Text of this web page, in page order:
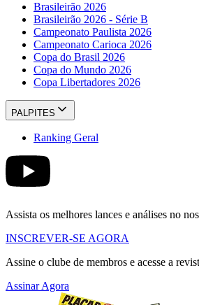
Brasileirão 2026
Brasileirão 2026 - Série B
Campeonato Paulista 2026
Campeonato Carioca 2026
Copa do Brasil 2026
Copa do Mundo 2026
Copa Libertadores 2026
PALPITES
Ranking Geral
Assista os melhores lances e análises no
INSCREVER-SE AGORA
Assine o clube de membros e acesse a
Assinar Agora